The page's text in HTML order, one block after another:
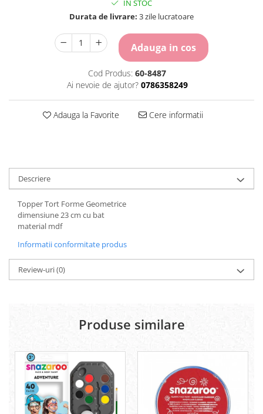
Hartie Copiator
Hartie Creponata
Instrumente de scris
Accesorii scriere
Creioane automate , mine
Linere
Pixuri
Stilouri
Laminatoare si accesorii
Liniare , truse geometrie
Lipici
Markere Acrilice
Markere creta lichida
Markere Evidentiatoare Highlighter
Markere Permanente
Markere Whiteboard
IN STOC
Durata de livrare: 3 zile lucratoare
Adauga in cos
Cod Produs: 60-8487
Ai nevoie de ajutor? 0786358249
Adauga la Favorite Cere informatii
Descriere
Topper Tort Forme Geometrice
dimensiune 23 cm cu bat
material mdf
Informatii conformitate produs
Review-uri(0)
Produse similare